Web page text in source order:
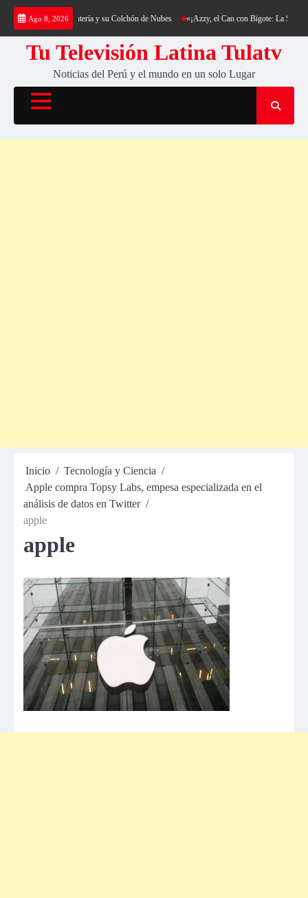
Saltar
contenido
Ago 8, 2026
al Cerro Cantería y su Colchón de Nubes «¡Azzy, el Can con Bigote: La
Tu Televisión Latina Tulatv
Noticias del Perú y el mundo en un solo Lugar
Inicio
Tecnología y Ciencia
Apple compra Topsy Labs, empesa especializada en el
análisis de datos en Twitter
apple
apple